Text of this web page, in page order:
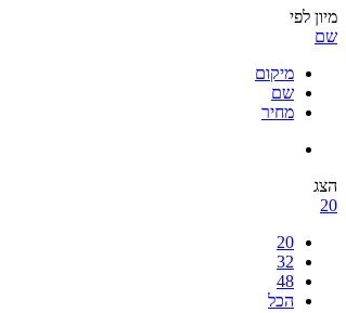
מיון לפי
שם
מיקום
שם
מחיר
הצג
20
20
32
48
הכל